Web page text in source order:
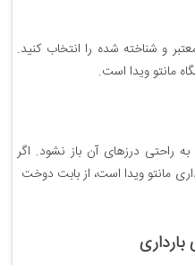
و شناخته شده را انتخاب کنید.
مانتو ویدا است.
راحتی درزهای آن باز نشود. اگر
مانتو ویدا است، از بابت دوخت